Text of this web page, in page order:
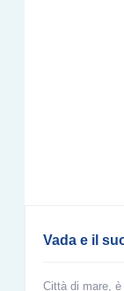
Vada e il
Città di mare,